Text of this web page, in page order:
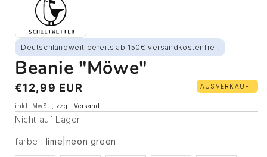
Deutschlandweit bereits ab 150€ versandkostenfrei.
Beanie "Möwe"
Normaler
Preis
€12,99 EUR AUSVERKAUFT
inkl. MwSt., zzgl. Versand
Nicht auf Lager
farbe : lime|neon green